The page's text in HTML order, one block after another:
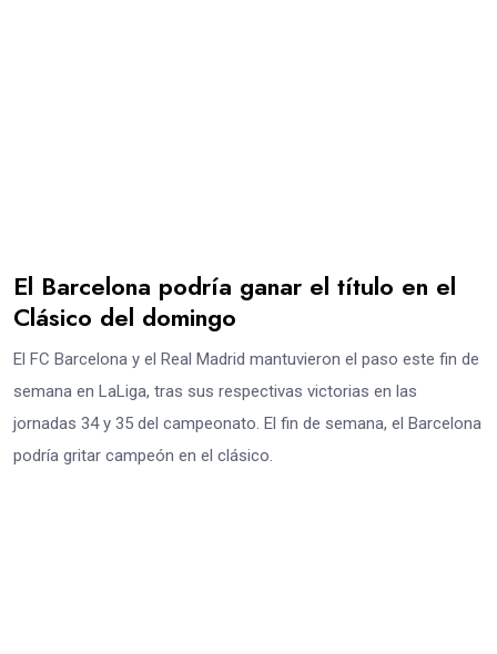
El Barcelona podría ganar el título en el
Clásico del domingo
El FC Barcelona y el Real Madrid mantuvieron el paso este fin de
semana en LaLiga, tras sus respectivas victorias en las
jornadas 34 y 35 del campeonato. El fin de semana, el Barcelona
podría gritar campeón en el clásico.